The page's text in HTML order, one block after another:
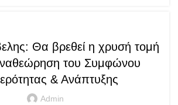
Θα βρεθεί η χρυσή τομή
του Συμφώνου
& Ανάπτυξης
Admin